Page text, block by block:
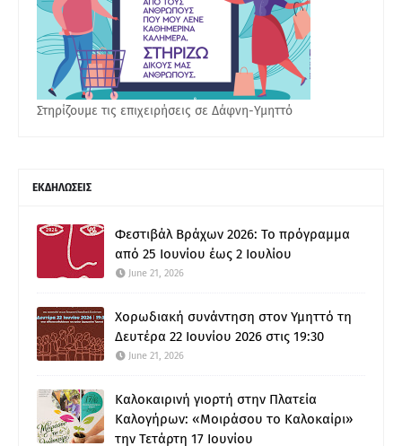
Στηρίζουμε τις επιχειρήσεις σε Δάφνη-Υμηττό
ΕΚΔΗΛΩΣΕΙΣ
Φεστιβάλ Βράχων 2026: Το πρόγραμμα
από 25 Ιουνίου έως 2 Ιουλίου
June 21, 2026
Χορωδιακή συνάντηση στον Υμηττό τη
Δευτέρα 22 Ιουνίου 2026 στις 19:30
June 21, 2026
Καλοκαιρινή γιορτή στην Πλατεία
Καλογήρων: «Μοιράσου το Καλοκαίρι»
την Τετάρτη 17 Ιουνίου